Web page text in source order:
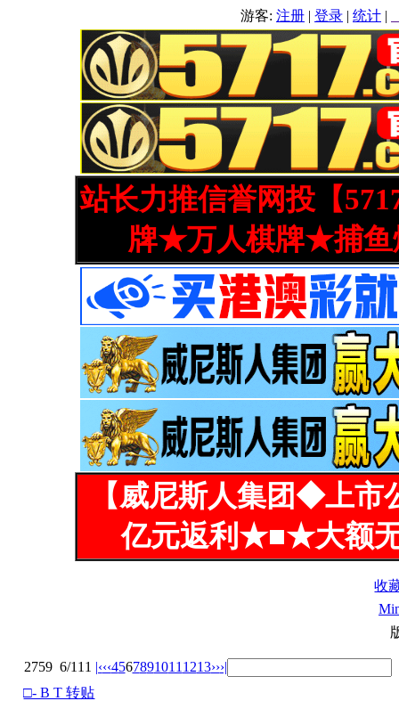
游客: 注册 | 登录 | 统计 |
站长力推信誉网投【
牌★万人棋牌★捕鱼
【威尼斯人集团◆上
亿元返利★■★大额
收
2759 6/111 |‹‹‹4567891011 1213›››|
□- B T 转贴